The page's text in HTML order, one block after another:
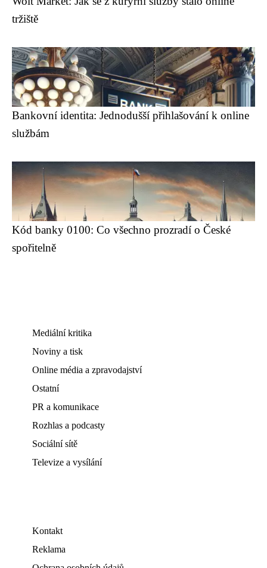
tržiště
Bankovní identita: Jednodušší přihlašování k online
službám
Kód banky 0100: Co všechno prozradí o České
spořitelně
Mediální kritika
Noviny a tisk
Online média a zpravodajství
Ostatní
PR a komunikace
Rozhlas a podcasty
Sociální sítě
Televize a vysílání
Kontakt
Reklama